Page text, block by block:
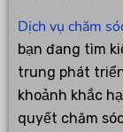
Dịch vụ chăm
bạn đang tìm
trung phát
khoảnh khắc
quyết chăm